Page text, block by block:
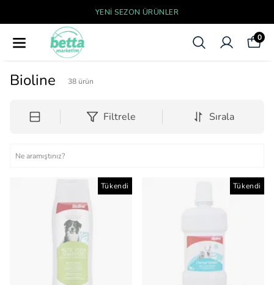
YENI SEZON ÜRÜNLER
0
Bioline 38 ürün
Filtrele Sırala
Tükendi Tükendi